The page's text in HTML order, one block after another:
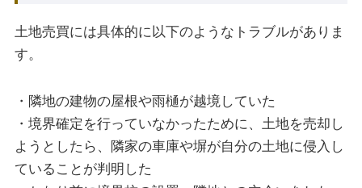
土地売買には具体的に以下のようなトラブルがありま
す。
・隣地の建物の屋根や雨樋が越境していた
・境界確定を行っていなかったために、土地を売却し
ようとしたら、隣家の車庫や塀が自分の土地に侵入し
ていることが判明した